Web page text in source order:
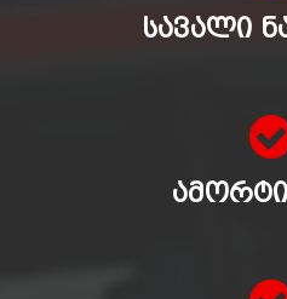
ᲡᲐᲕᲐᲚᲘ